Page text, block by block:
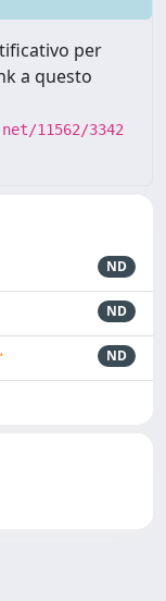
per
a questo
11562/3342
ND
ND
ND